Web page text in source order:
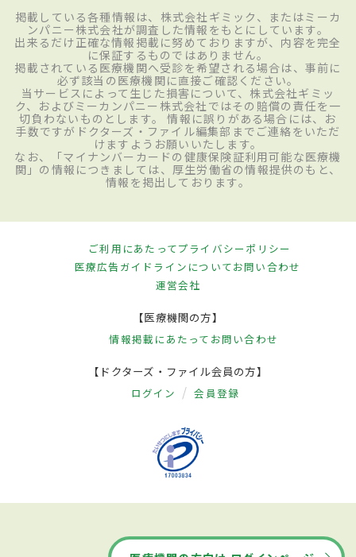
掲載している各種情報は、株式会社ギミック、またはミーカ
ンパニー株式会社が調査した情報をもとにしています。
出来るだけ正確な情報掲載に努めておりますが、内容を完全
に保証するものではありません。
掲載されている医療機関へ受診を希望される場合は、事前に
必ず該当の医療機関に直接ご確認ください。
当サービスによって生じた損害について、株式会社ギミッ
ク、およびミーカンパニー株式会社ではその賠償の責任を一
切負わないものとします。 情報に誤りがある場合には、お
手数ですがドクターズ・ファイル編集部までご連絡をいただ
けますようお願いいたします。
なお、「マイナンバーカードの健康保険証利用可能な医療機
関」の情報につきましては、厚生労働省の情報提供のもと、
情報を掲出しております。
ご利用にあたってプライバシーポリシー
医療広告ガイドラインについてお問い合わせ
運営会社
【医療機関の方】
情報掲載にあたって お問い合わせ
【ドクターズ・ファイル会員の方】
ログイン 会員登録